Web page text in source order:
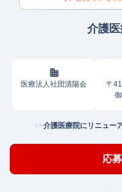
介護
医療法人社団清陽会
〒
介護医療院にリニュー
応